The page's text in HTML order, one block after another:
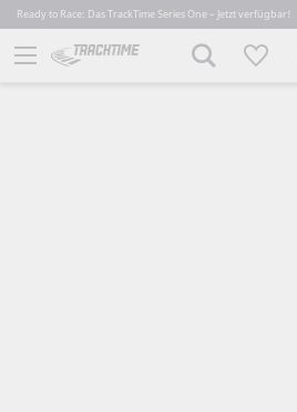
Ready to Race: Das TrackTime Series One – Jetzt verfügbar!